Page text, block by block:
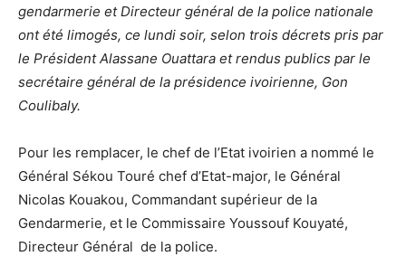
gendarmerie et Directeur général de la police nationale
ont été limogés, ce lundi soir, selon trois décrets pris par
le Président Alassane Ouattara et rendus publics par le
secrétaire général de la présidence ivoirienne, Gon
Coulibaly.
Pour les remplacer, le chef de l’Etat ivoirien a nommé le
Général Sékou Touré chef d’Etat-major, le Général
Nicolas Kouakou, Commandant supérieur de la
Gendarmerie, et le Commissaire Youssouf Kouyaté,
Directeur Général de la police.